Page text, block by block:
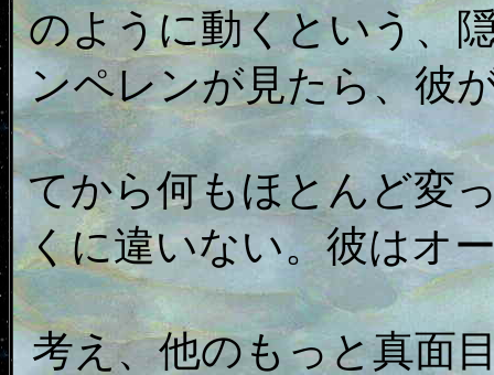
のように動くという、
ンペレンが見たら、彼
てから何もほとんど変
くに違いない。彼はオ
考え、他のもっと真面